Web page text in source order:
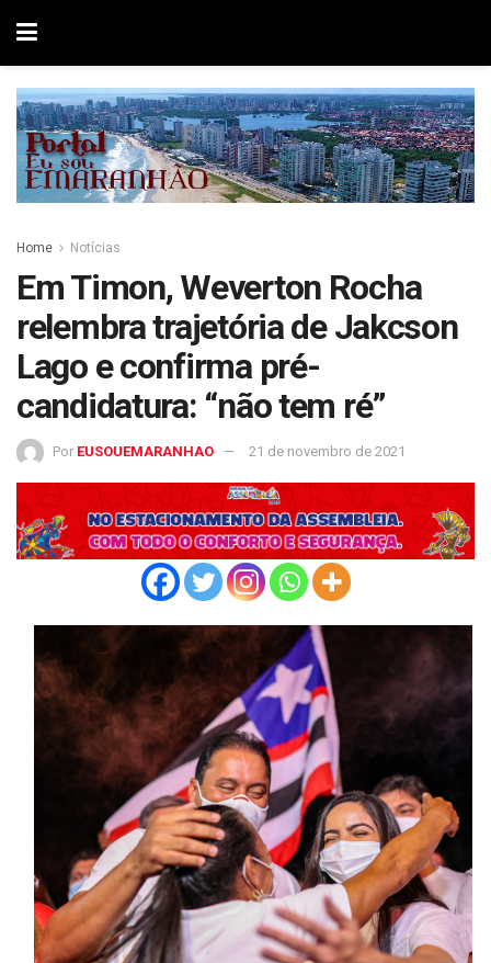
Home Notícias
Em Timon, Weverton Rocha
relembra trajetória de Jakcson
Lago e confirma pré-
candidatura: “não tem ré”
Por EUSOUEMARANHAO 21 de novembro de 2021